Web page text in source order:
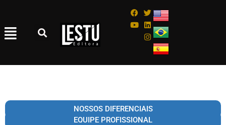
NOSSOS DIFERENCIAIS
EQUIPE PROFISSIONAL